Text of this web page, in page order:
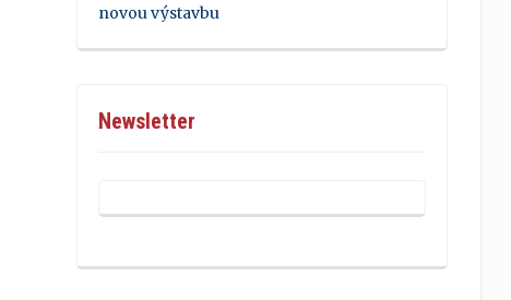
novou výstavbu
Newsletter